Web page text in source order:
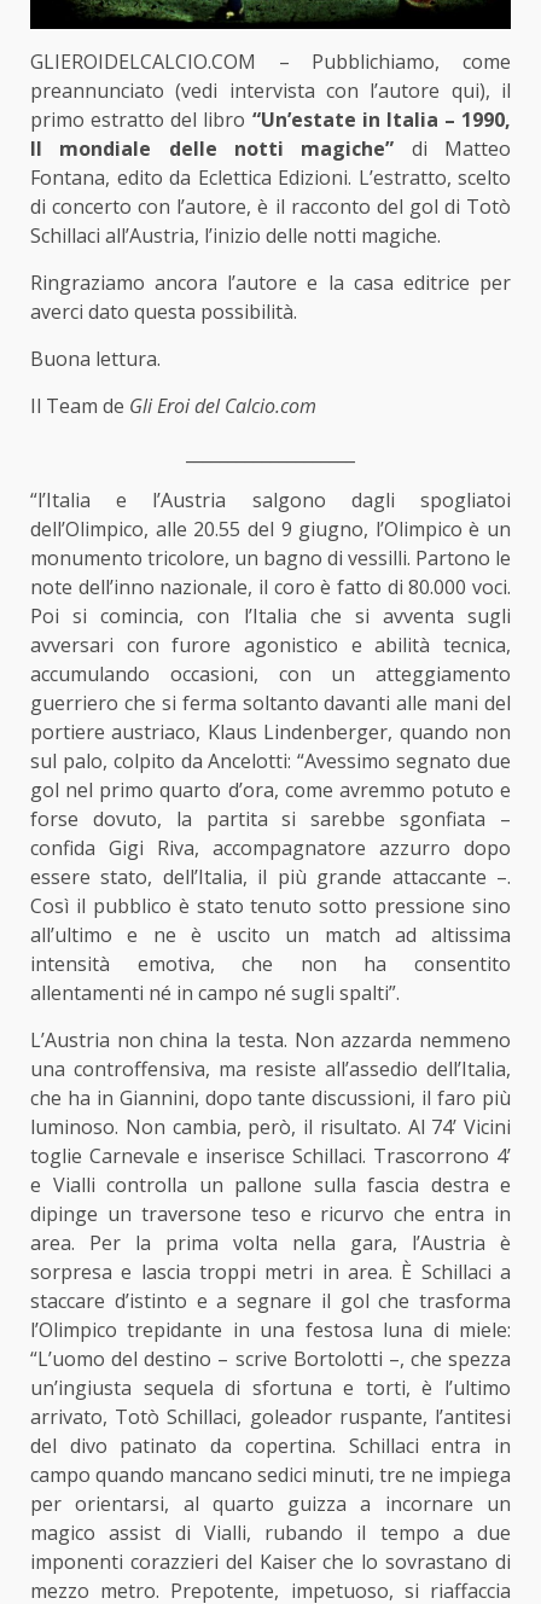
GLIEROIDELCALCIO.COM – Pubblichiamo, come
preannunciato (vedi intervista con l’autore qui), il
primo estratto del libro “Un’estate in Italia – 1990,
Il mondiale delle notti magiche” di Matteo
Fontana, edito da Eclettica Edizioni. L’estratto, scelto
di concerto con l’autore, è il racconto del gol di Totò
Schillaci all’Austria, l’inizio delle notti magiche.
Ringraziamo ancora l’autore e la casa editrice per
averci dato questa possibilità.
Buona lettura.
Il Team de Gli Eroi del Calcio.com
“l’Italia e l’Austria salgono dagli spogliatoi
dell’Olimpico, alle 20.55 del 9 giugno, l’Olimpico è un
monumento tricolore, un bagno di vessilli. Partono le
note dell’inno nazionale, il coro è fatto di 80.000 voci.
Poi si comincia, con l’Italia che si avventa sugli
avversari con furore agonistico e abilità tecnica,
accumulando occasioni, con un atteggiamento
guerriero che si ferma soltanto davanti alle mani del
portiere austriaco, Klaus Lindenberger, quando non
sul palo, colpito da Ancelotti: “Avessimo segnato due
gol nel primo quarto d’ora, come avremmo potuto e
forse dovuto, la partita si sarebbe sgonfiata –
confida Gigi Riva, accompagnatore azzurro dopo
essere stato, dell’Italia, il più grande attaccante –.
Così il pubblico è stato tenuto sotto pressione sino
all’ultimo e ne è uscito un match ad altissima
intensità emotiva, che non ha consentito
allentamenti né in campo né sugli spalti”.
L’Austria non china la testa. Non azzarda nemmeno
una controffensiva, ma resiste all’assedio dell’Italia,
che ha in Giannini, dopo tante discussioni, il faro più
luminoso. Non cambia, però, il risultato. Al 74’ Vicini
toglie Carnevale e inserisce Schillaci. Trascorrono 4’
e Vialli controlla un pallone sulla fascia destra e
dipinge un traversone teso e ricurvo che entra in
area. Per la prima volta nella gara, l’Austria è
sorpresa e lascia troppi metri in area. È Schillaci a
staccare d’istinto e a segnare il gol che trasforma
l’Olimpico trepidante in una festosa luna di miele:
“L’uomo del destino – scrive Bortolotti –, che spezza
un’ingiusta sequela di sfortuna e torti, è l’ultimo
arrivato, Totò Schillaci, goleador ruspante, l’antitesi
del divo patinato da copertina. Schillaci entra in
campo quando mancano sedici minuti, tre ne impiega
per orientarsi, al quarto guizza a incornare un
magico assist di Vialli, rubando il tempo a due
imponenti corazzieri del Kaiser che lo sovrastano di
mezzo metro. Prepotente, impetuoso, si riaffaccia